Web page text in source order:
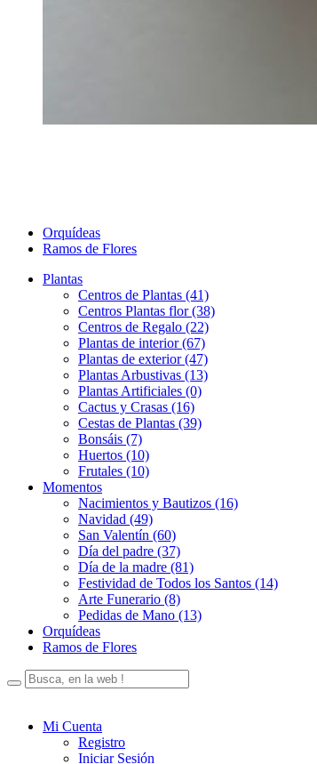
Orquídeas
Ramos de Flores
Plantas
Centros de Plantas (41)
Centros Plantas flor (38)
Centros de Regalo (22)
Plantas de interior (67)
Plantas de exterior (47)
Plantas Arbustivas (13)
Plantas Artificiales (0)
Cactus y Crasas (16)
Cestas de Plantas (39)
Bonsáis (7)
Huertos (10)
Frutales (10)
Momentos
Nacimientos y Bautizos (16)
Navidad (49)
San Valentín (60)
Día del padre (37)
Día de la madre (81)
Festividad de Todos los Santos (14)
Arte Funerario (8)
Pedidas de Mano (13)
Orquídeas
Ramos de Flores
Mi Cuenta
Registro
Iniciar Sesión